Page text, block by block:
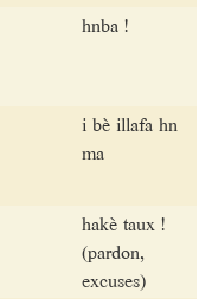
hnba !
i bè illafa hn
ma
hakè taux !
(pardon,
excuses)